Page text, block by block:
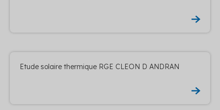
Etude solaire thermique RGE CLEON D ANDRAN